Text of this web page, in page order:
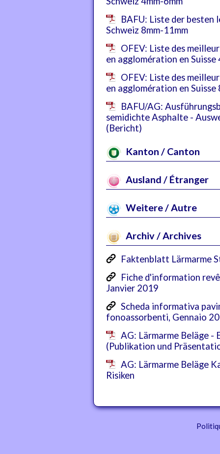
BAFU: Liste der besten
Schweiz 8mm-11mm
OFEV: Liste des
en agglomération en Suisse
OFEV: Liste des
en agglomération en Suisse
BAFU/AG:
semidichte Asphalte -
(Bericht)
Kanton / Canton
Ausland / Étranger
Weitere / Autre
Archiv / Archives
Faktenblatt Lärmarme
Fiche d'information
Janvier 2019
Scheda informativa
fonoassorbenti, Gennaio
AG: Lärmarme Beläge -
(Publikation und
AG: Lärmarme Beläge
Risiken